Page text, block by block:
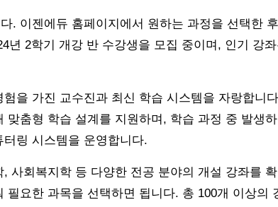
. 이젠에듀 홈페이지에서 원하는 과정을 선택한
년 2학기 개강 반 수강생을 모집 중이며, 인기 강
을 가진 교수진과 최신 학습 시스템을 자랑합니
맞춤형 학습 설계를 지원하며, 학습 과정 중 발생하
링 시스템을 운영합니다.
사회복지학 등 다양한 전공 분야의 개설 강좌를
필요한 과목을 선택하면 됩니다. 총 100개 이상의